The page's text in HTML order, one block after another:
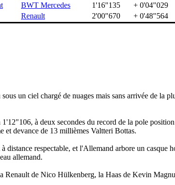
BWT Mercedes 1'16"135 + 0'04"029
Renault 2'00"670 + 0'48"564
un ciel chargé de nuages mais sans arrivée de la
à deux secondes du record de la pole
et devance de 13 millièmes Valtteri Bottas.
distance respectable, et l'Allemand arbore un casque
allemand.
Renault de Nico Hülkenberg, la Haas de Kevin